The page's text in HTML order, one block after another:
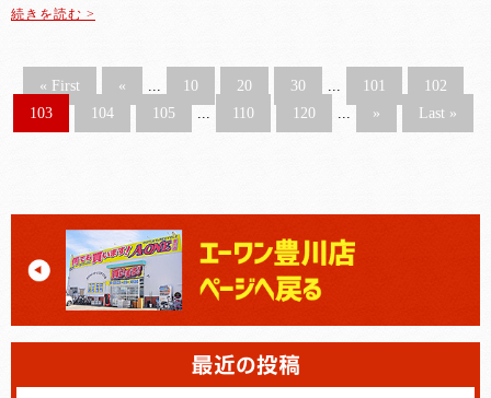
続きを読む >
« First « ... 10 20 30 ... 101
102
103
104 105 ... 110 120 ... » Last »